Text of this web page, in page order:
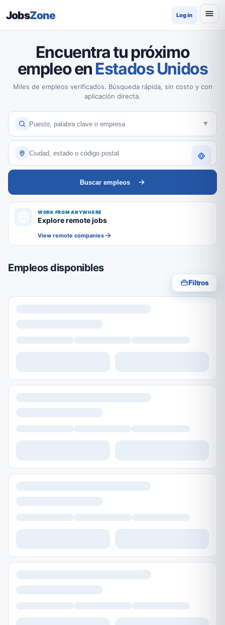
JobsZone Log in
Encuentra tu próximo
empleo en Estados Unidos
Miles de empleos verificados. Búsqueda rápida, sin costo y con
aplicación directa.
Buscar empleos
WORK FROM ANYWHERE
Explore remote jobs
View remote companies
Empleos disponibles
Filtros